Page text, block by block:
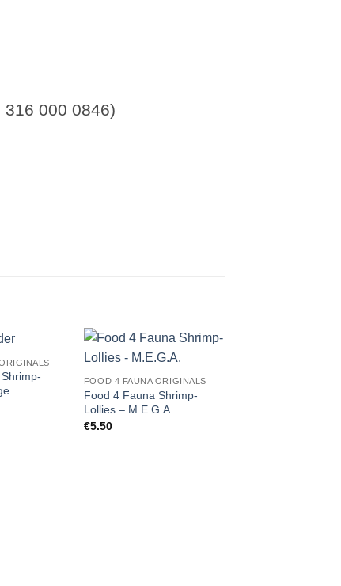
000 0846)
Wishlist
Wishlist
FOOD 4 FAUNA ORIGINALS
Food 4 Fauna Shrimp-
Lollies – M.E.G.A.
€5.50